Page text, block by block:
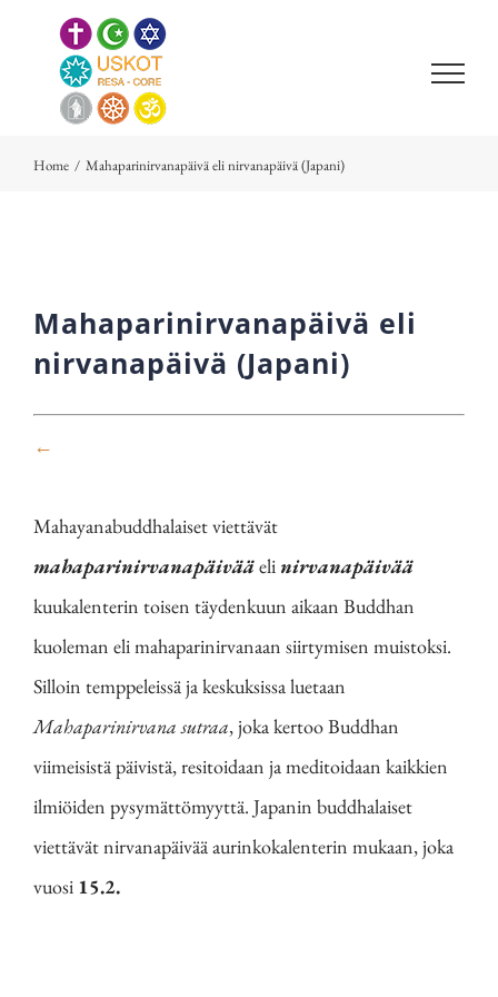
Home / Mahaparinirvanapäivä eli nirvanapäivä (Japani)
Mahaparinirvanapäivä eli
nirvanapäivä (Japani)
←
Mahayanabuddhalaiset viettävät
mahaparinirvanapäivääeli nirvanapäivää
kuukalenterin toisen täydenkuun aikaan Buddhan
kuoleman eli mahaparinirvanaan siirtymisen muistoksi.
Silloin temppeleissä ja keskuksissa luetaan
Mahaparinirvana sutraa, joka kertoo Buddhan
viimeisistä päivistä, resitoidaan ja meditoidaan kaikkien
ilmiöiden pysymättömyyttä. Japanin buddhalaiset
viettävät nirvanapäivää aurinkokalenterin mukaan, joka
vuosi 15.2.